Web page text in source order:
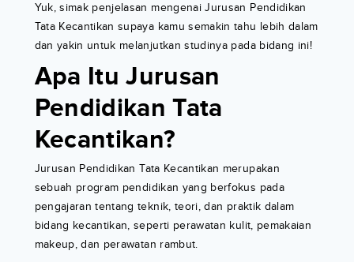
Yuk, simak penjelasan mengenai Jurusan Pendidikan
Tata Kecantikan supaya kamu semakin tahu lebih dalam
dan yakin untuk melanjutkan studinya pada bidang ini!
Apa Itu Jurusan
Pendidikan Tata
Kecantikan?
Jurusan Pendidikan Tata Kecantikan merupakan
sebuah program pendidikan yang berfokus pada
pengajaran tentang teknik, teori, dan praktik dalam
bidang kecantikan, seperti perawatan kulit, pemakaian
makeup, dan perawatan rambut.